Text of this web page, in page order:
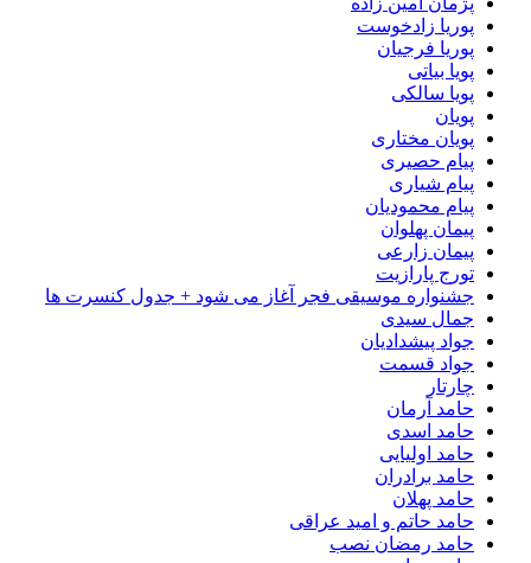
پوریا زادخوست
پوریا فرجیان
پویا بیاتی
پویا سالکی
پویان
پویان مختاری
پیام حصیری
پیام شیاری
پیام محمودیان
پیمان پهلوان
پیمان زارعی
تورج پارازیت
جشنواره موسیقی فجر آغاز می شود + جدول کنسرت ها
جمال سیدی
جواد پیشدادیان
جواد قسمت
چارتار
حامد آرمان
حامد اسدی
حامد اولیایی
حامد برادران
حامد پهلان
حامد حاتم و امید عراقی
حامد رمضان نصب